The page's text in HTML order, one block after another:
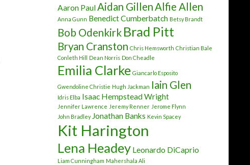
Aaron PaulAidan GillenAlfie Allen
Anna Gunn Benedict Cumberbatch Betsy Brandt
Bob Odenkirk Brad Pitt
Bryan Cranston Chris Hemsworth Christian Bale
Conleth Hill
Dean Norris Don Cheadle
Emilia Clarke Giancarlo Esposito
Gwendoline Christie Hugh Jackman Iain Glen
Idris Elba Isaac Hempstead Wright
Jennifer Lawrence Jeremy Renner Jerome Flynn
John Bradley Jonathan Banks Kevin Spacey
Kit Harington
Lena Headey Leonardo DiCaprio
Liam Cunningham Mahershala Ali